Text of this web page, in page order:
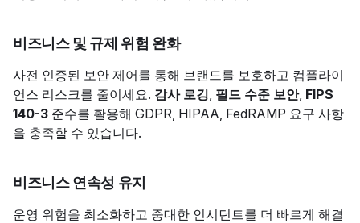
비즈니스 및 규제 위험 완화
사전 인증된 보안 제어를 통해 브랜드를 보호하고 컴플라이
언스 리스크를 줄이세요. 감사 로깅, 필드 수준 보안, FIPS
140-3 준수를 활용해 GDPR, HIPAA, FedRAMP 요구 사항
을 충족할 수 있습니다.
비즈니스 연속성 유지
운영 위험을 최소화하고 중대한 인시던트를 더 빠르게 해결